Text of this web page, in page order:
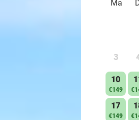
Ma
3
10
€149
17
€149